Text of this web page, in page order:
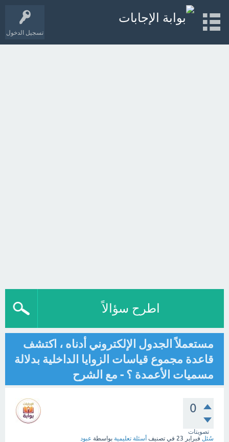
تسجيل الدخول
اطرح سؤالاً
مستعملاً الجدول الإلكتروني أدناه ، اكتشف
قاعدة مجموع قياسات الزوايا الداخلية بدلالة
مسميات الأعمدة ؟ - مع الشرح
0
تصويتات
سُئل فبراير 23 في تصنيف أسئلة تعليمية بواسطة عبود